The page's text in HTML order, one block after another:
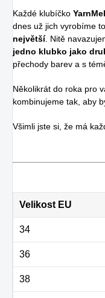
Každé klubíčko
dnes už jich vyrobíme
největší. Nitě
jedno klubko jako
přechody barev a s
Několikrát do roka pro
kombinujeme tak, aby
Všimli jste si, že má
Velikost EU
34
36
38